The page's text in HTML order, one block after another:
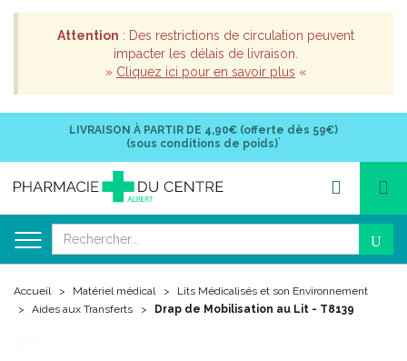
Attention : Des restrictions de circulation peuvent
impacter les délais de livraison.
» Cliquez ici pour en savoir plus «
LIVRAISON À PARTIR DE 4,90€ (offerte dès 59€)
(sous conditions de poids)*
Accueil Matériel médical
Lits Médicalisés et son Environnement
Aides aux Transferts
Drap de Mobilisation au Lit - T8139